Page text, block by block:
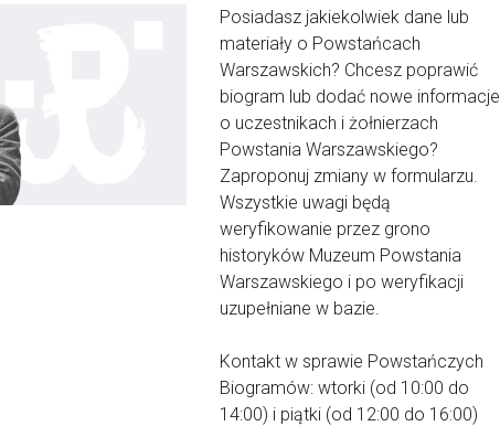
Posiadasz jakiekolwiek dane lub
materiały o Powstańcach
Warszawskich? Chcesz poprawić
biogram lub dodać nowe informacje
o uczestnikach i żołnierzach
Powstania Warszawskiego?
Zaproponuj zmiany w formularzu.
Wszystkie uwagi będą
weryfikowanie przez grono
historyków Muzeum Powstania
Warszawskiego i po weryfikacji
uzupełniane w bazie.
Kontakt w sprawie Powstańczych
Biogramów: wtorki (od 10:00 do
14:00) i piątki (od 12:00 do 16:00)